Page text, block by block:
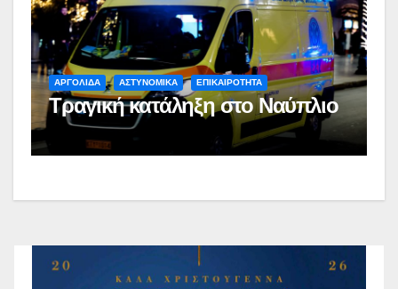
ΑΡΓΟΛΙΔΑ ΑΣΤΥΝΟΜΙΚΑ ΕΠΙΚΑΙΡΟΤΗΤΑ
Τραγική κατάληξη στο Ναύπλιο